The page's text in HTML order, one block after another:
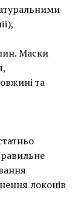
Маски
та
локонів